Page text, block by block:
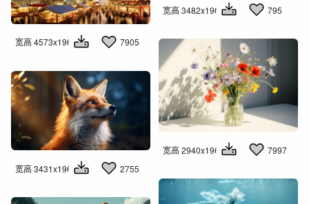
宽高 3482x1960 795
宽高 4573x1960 7905
宽高 2940x1960
7997
宽高 3431x1960
2755